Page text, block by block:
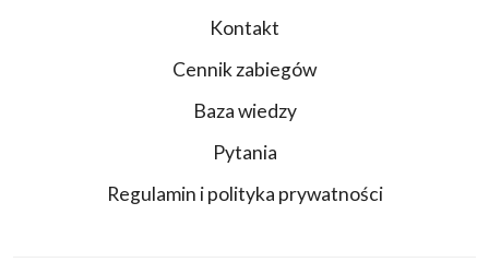
Kontakt
Cennik zabiegów
Baza wiedzy
Pytania
Regulamin i polityka prywatności